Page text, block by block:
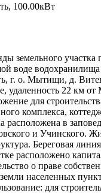
100.00кВт
земельного участка
воде
г. о. Мытищи, д.
удаленность 22 км
для
комплекса,
расположена в
и Учинского.
Береговая
расположено
о праве
населенных
для